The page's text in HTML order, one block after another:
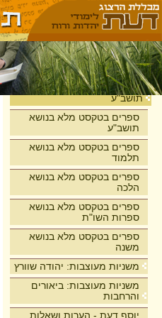
בית
תושב"ע
ספרים בטקסט מלא בנושא
תושב"ע
ספרים בטקסט מלא בנושא
תלמוד
ספרים בטקסט מלא בנושא
הלכה
ספרים בטקסט מלא בנושא
ספרות השו"ת
ספרים בטקסט מלא בנושא
משנה
משניות מעוצבות: יהודה שוורץ
משניות מעוצבות: ביאורים
והרחבות
יוסף דעת - הערות ושאלות